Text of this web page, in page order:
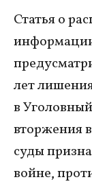
Статья о
лет
в
вторжения
суды
войне,